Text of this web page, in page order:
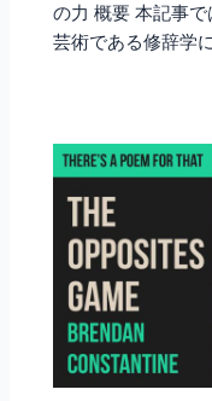
の力 概要 本記事
芸術である修辞学